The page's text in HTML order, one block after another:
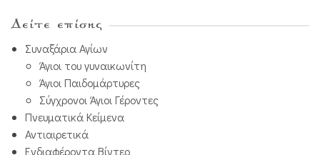
Δείτε επίσης
Συναξάρια Αγίων
Άγιοι του γυναικωνίτη
Άγιοι Παιδομάρτυρες
Σύγχρονοι Άγιοι Γέροντες
Πνευματικά Κείμενα
Αντιαιρετικά
Ενδιαφέροντα Βίντεο